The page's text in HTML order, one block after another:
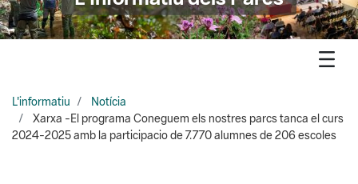
L'informatiu
Notícia
Xarxa -El programa Coneguem els nostres parcs tanca el curs
Montseny | Montesquiu | Garraf | Montnegre-Corredor | Sant